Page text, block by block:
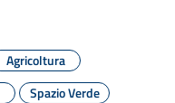
Agricoltura
Spazio Verde